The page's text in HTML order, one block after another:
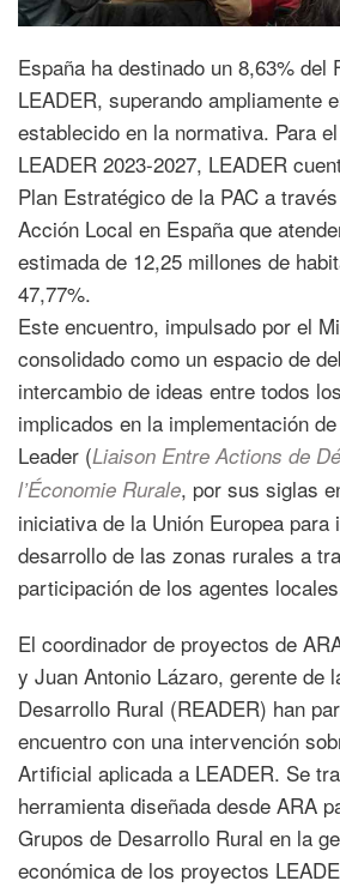
España ha destinado un 8,63% del
LEADER, superando ampliamente
establecido en la normativa. Para
LEADER 2023-2027, LEADER
Plan Estratégico de la PAC a
Acción Local en España que
estimada de 12,25 millones de
47,77%.
Este encuentro, impulsado por el
consolidado como un espacio de
intercambio de ideas entre todos
implicados en la implementación
Leader (Liaison Entre Actions de
l’Économie Rurale, por sus siglas
iniciativa de la Unión Europea para
desarrollo de las zonas rurales a
participación de los agentes
El coordinador de proyectos de
y Juan Antonio Lázaro, gerente de
Desarrollo Rural (READER) han
encuentro con una intervención
Artificial aplicada a LEADER. Se
herramienta diseñada desde ARA
Grupos de Desarrollo Rural en la
económica de los proyectos